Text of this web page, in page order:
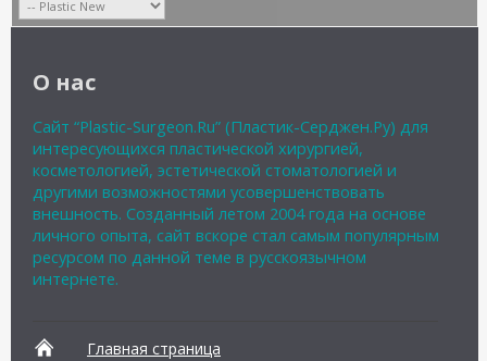
О нас
Сайт “Plastic-Surgeon.Ru” (Пластик-Серджен.Ру) для
интересующихся пластической хирургией,
косметологией, эстетической стоматологией и
другими возможностями усовершенствовать
внешность. Созданный летом 2004 года на основе
личного опыта, сайт вскоре стал самым популярным
ресурсом по данной теме в русскоязычном
интернете.
Главная страница